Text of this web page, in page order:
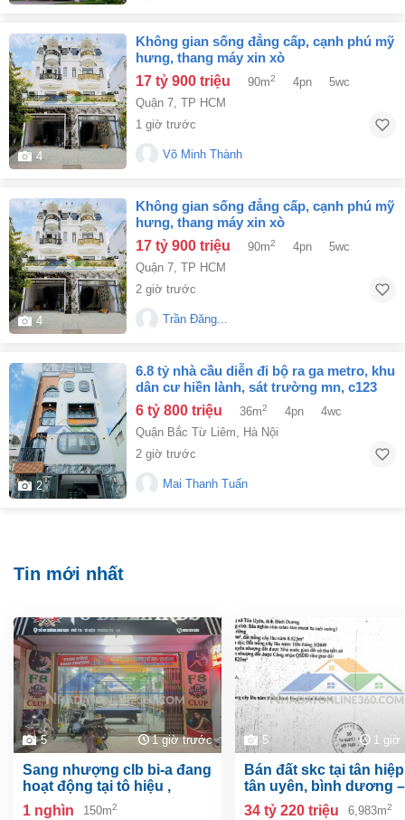
4
không gian sống đẳng cấp, cạnh phú mỹ
hưng, thang máy xin xò
17 tỷ 900 triệu 90m2 4pn
5wc
Quận 7 TP HCM
1 giờ trước
Võ Minh Thành
4
không gian sống đẳng cấp, cạnh phú mỹ
hưng, thang máy xin xò
17 tỷ 900 triệu 90m2 4pn
5wc
Quận 7 TP HCM
2 giờ trước
Trần Đăng...
2
6.8 tỷ nhà cầu diễn đi bộ ra ga metro, khu
dân cư hiền lành, sát trường mn, c123
6 tỷ 800 triệu 36m2 4pn
4wc
Quận Bắc Từ Liêm
Hà Nội
2 giờ trước
Mai Thanh Tuấn
Tin mới nhất
5 1 giờ trước
sang nhượng clb bi-a đang
hoạt động tại tô hiệu ,
thường tín, hà nội
1 nghìn 150m2
5 1 giờ
bán đất skc tại tân hiệp, tp.
tân uyên, bình dương –
6.983m²
34 tỷ 220 triệu 6,983m2